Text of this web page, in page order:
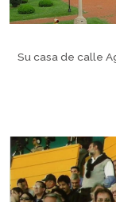
Su casa de calle